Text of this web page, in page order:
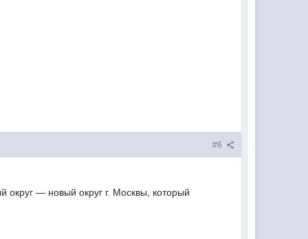
#6
округ — новый округ г. Москвы, который